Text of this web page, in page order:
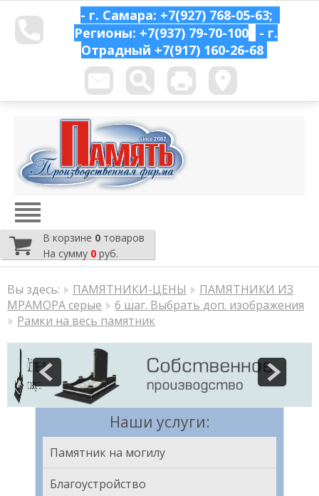
- г. Самара: +7(927) 768-05-63;
Регионы: +7(937) 79-70-100
- г.
Отрадный +7(917) 160-26-68
В корзине 0 товаров
На сумму 0 руб.
Вы здесь: ПАМЯТНИКИ-ЦЕНЫ
ПАМЯТНИКИ ИЗ
МРАМОРА серые
6 шаг. Выбрать доп. изображения
Рамки на весь памятник
Наши услуги:
Памятник на могилу
Благоустройство